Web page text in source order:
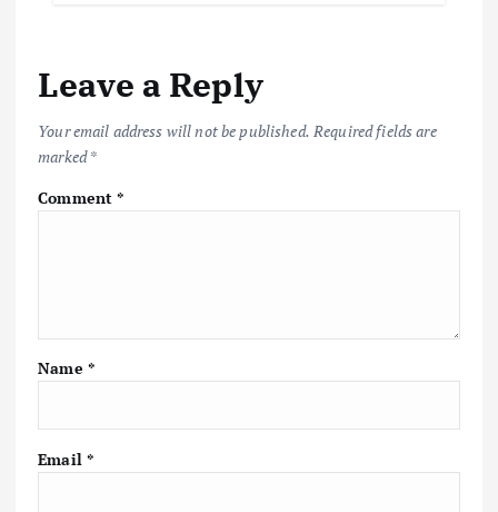
o
k
p
p k
Leave a Reply
Your email address will not be published. Required fields are
marked*
Comment*
Name *
Email *